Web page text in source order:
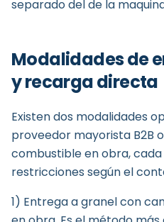
separado del de la
Modalidades de
y recarga directa
Existen dos modalidades
proveedor mayorista B2B
combustible en obra,
restricciones según el
1) Entrega a granel con